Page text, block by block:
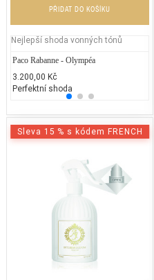
PŘIDAT DO KOŠÍKU
Nejlepší shoda vonných tónů
Paco Rabanne - Olympéa
3.200,00 Kč
Perfektní shoda
Sleva 15 % s kódem FRENCH